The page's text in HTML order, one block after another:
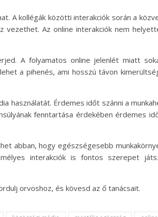
A kollégák közötti interakciók során a
vezethet. Az online interakciók nem
A folyamatos online jelenlét miatt
a pihenés, ami hosszú távon
használatát. Érdemes időt szánni a
fenntartása érdekében érdemes
abban, hogy egészségesebb
interakciók is fontos szerepet
orvoshoz, és kövesd az ő tanácsait.